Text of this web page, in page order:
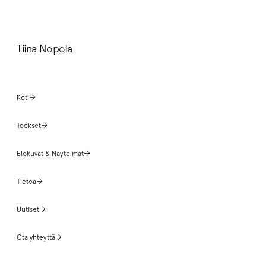
Tiina Nopola
Koti
Teokset
Elokuvat & Näytelmät
Tietoa
Uutiset
Ota yhteyttä